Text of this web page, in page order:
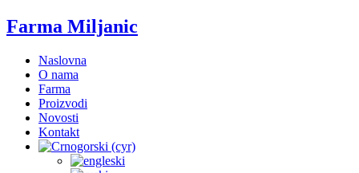
Farma Miljanic
Naslovna
O nama
Farma
Proizvodi
Novosti
Kontakt